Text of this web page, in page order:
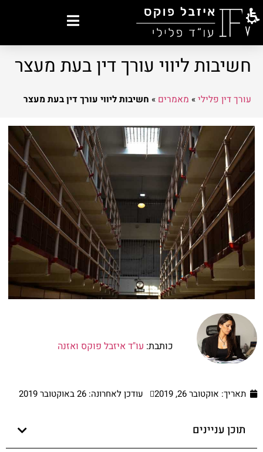
חשיבות ליווי עורך דין בעת מעצר
עורך דין פלילי» מאמרים » חשיבות ליווי עורך דין בעת מעצר
כותבת: עו"ד איזבל פוקס ואזנה
תאריך: אוקטובר 26, 2019 עודכן לאחרונה: 26 באוקטובר 2019
תוכן עניינים